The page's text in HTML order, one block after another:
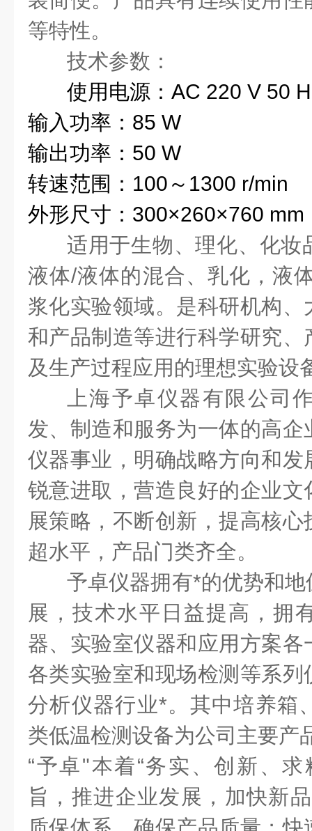
等特性。
技术参数：
使用电源：AC 220 V 50
输入功率：85 W
输出功率：50 W
转速范围：100～1300 r/min
外形尺寸：300×260×760 mm
适用于生物、理化、化妆
液体/液体的混合、乳化，液
浆化实验领域。是科研机构
和产品制造等进行科学研究
及生产过程应用的理想实验设
上海予卓仪器有限公司
发、制造和服务为一体的高
仪器事业，明确战略方向和
锐意进取，营造良好的企业
展策略，不断创新，提高核
超水平，产品门类齐全。
予卓仪器拥有*的优势和
展，技术水平日益提高，拥
器、实验室仪器和应用方案
各类实验室和现场检测等系
分析仪器行业*。其中培养箱
类低温检测设备为公司主要产
“予卓"本着“务实、创新、
旨，推进企业发展，加快新